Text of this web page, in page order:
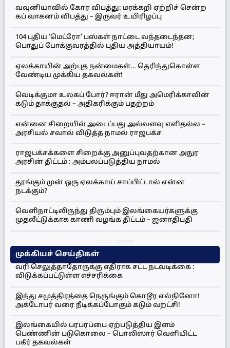
வவுனியாவில் கோர விபத்து: மரக்கறி ஏற்றிச் சென்ற
கப் வாகனம் விபத்து – இருவர் உயிரிழப்பு
104 புதிய ‘மெட்ரோ’ பஸ்கள் நாட்டை வந்தடைந்தன;
பொதுப் போக்குவரத்தில் புதிய அத்தியாயம்!
ஏலக்காயின் அற்புத நன்மைகள்… தெரிந்துகொள்ள
வேண்டிய முக்கிய தகவல்கள்!
வெடிக்குமா உலகப் போர்? ஈரான் மீது அமெரிக்காவின்
கடும் தாக்குதல் – அதிகரிக்கும் பதற்றம்
என்னை சிறையில் அடைப்பது அவ்வளவு எளிதல்ல –
அரசியல் சவால் விடுத்த நாமல் ராஜபக்ச
ராஜபக்சக்களை சிறைக்கு அனுப்புவதற்கான அநுர
அரசின் திட்டம் : அம்பலப்படுத்திய நாமல்
தூங்கும் முன் ஒரு ஏலக்காய் சாப்பிட்டால் என்ன
நடக்கும்?
வெளிநாட்டிலிருந்து திரும்பும் இலங்கையர்களுக்கு
முதலீட்டுக்காக காணி வழங்க திட்டம் – ஜனாதிபதி
முக்கியச் செய்திகள்
வரி செலுத்தாதோருக்கு எதிராக சட்ட நடவடிக்கை :
விடுக்கப்பட்டுள்ள எச்சரிக்கை
இந்து சமுத்திரத்தை நெருங்கும் கொடூர எல்நினோ!
அக்டோபர் வரை நீடிக்கப்போகும் கடும் வறட்சி!
இலங்கையில் பரபரப்பை ஏற்படுத்திய இளம்
பெண்ணின் படுகொலை – பொலிஸார் வெளியிட்ட
பகீர் தகவல்கள்